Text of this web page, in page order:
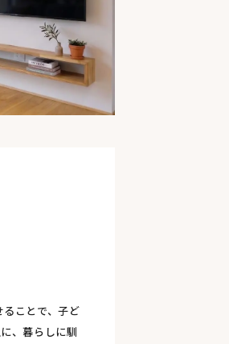
ことで、子ど
、暮らしに馴